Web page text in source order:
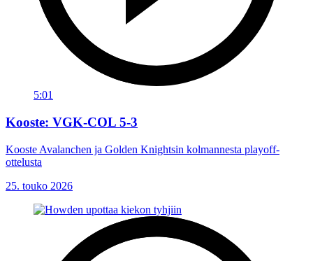
5:01
Kooste: VGK-COL 5-3
Kooste Avalanchen ja Golden Knightsin kolmannesta playoff-
ottelusta
25. touko 2026